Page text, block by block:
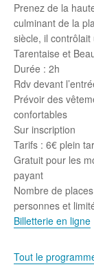
Prenez de la
culminant de la
siècle, il
Tarentaise et
Durée : 2h
Rdv devant
Prévoir des
confortables
Sur inscription
Tarifs : 6€ plein
Gratuit pour les
payant
Nombre de
personnes et
Billetterie en ligne
Tout le